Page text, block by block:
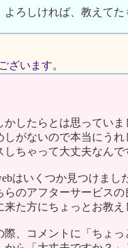
ろしければ、教えてた
ざいます。
したらとは思ってい
がないので本当にうれ
ちゃって大丈夫なんで
はいくつか見つけまし
らのアフターサービス
た方にちょっとお教え
、コメントに「ちょ